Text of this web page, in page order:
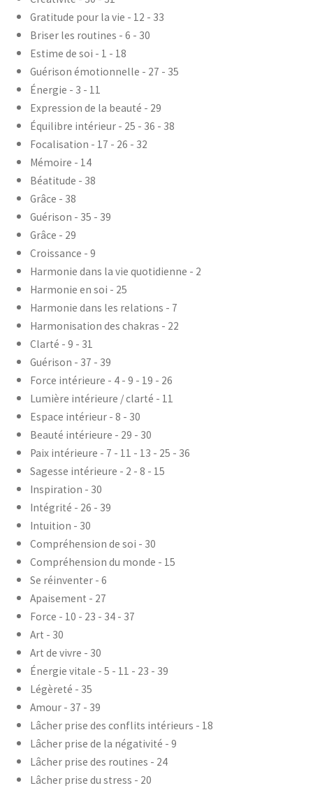
Gratitude pour la vie - 12 - 33
Briser les routines - 6 - 30
Estime de soi - 1 - 18
Guérison émotionnelle - 27 - 35
Énergie - 3 - 11
Expression de la beauté - 29
Équilibre intérieur - 25 - 36 - 38
Focalisation - 17 - 26 - 32
Mémoire - 14
Béatitude - 38
Grâce - 38
Guérison - 35 - 39
Grâce - 29
Croissance - 9
Harmonie dans la vie quotidienne - 2
Harmonie en soi - 25
Harmonie dans les relations - 7
Harmonisation des chakras - 22
Clarté - 9 - 31
Guérison - 37 - 39
Force intérieure - 4 - 9 - 19 - 26
Lumière intérieure / clarté - 11
Espace intérieur - 8 - 30
Beauté intérieure - 29 - 30
Paix intérieure - 7 - 11 - 13 - 25 - 36
Sagesse intérieure - 2 - 8 - 15
Inspiration - 30
Intégrité - 26 - 39
Intuition - 30
Compréhension de soi - 30
Compréhension du monde - 15
Se réinventer - 6
Apaisement - 27
Force - 10 - 23 - 34 - 37
Art - 30
Art de vivre - 30
Énergie vitale - 5 - 11 - 23 - 39
Légèreté - 35
Amour - 37 - 39
Lâcher prise des conflits intérieurs - 18
Lâcher prise de la négativité - 9
Lâcher prise des routines - 24
Lâcher prise du stress - 20